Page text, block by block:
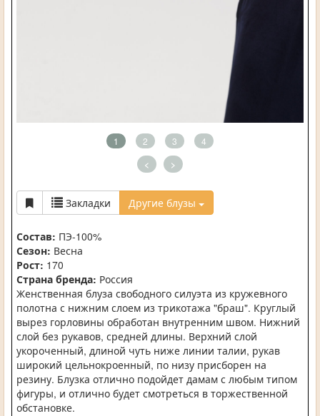
1 2 3 4
< >
Закладки Другие блузы
Состав: ПЭ-100%
Сезон: Весна
Рост: 170
Страна бренда: Россия
Женственная блуза свободного силуэта из кружевного
полотна с нижним слоем из трикотажа "браш". Круглый
вырез горловины обработан внутренним швом. Нижний
слой без рукавов, средней длины. Верхний слой
укороченный, длиной чуть ниже линии талии, рукав
широкий цельнокроенный, по низу присборен на
резину. Блузка отлично подойдет дамам с любым типом
фигуры, и отлично будет смотреться в торжественной
обстановке.